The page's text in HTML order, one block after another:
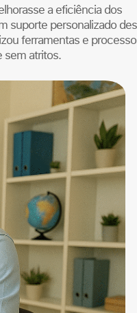
a eficiência dos
suporte personalizado
ferramentas e
sem atritos.